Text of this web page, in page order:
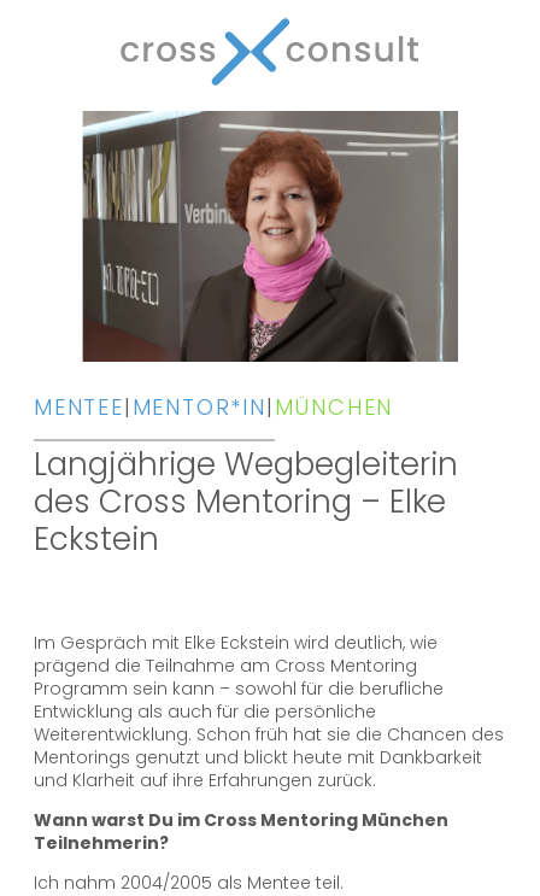
MENTEE| MENTOR*IN| MÜNCHEN
Langjährige Wegbegleiterin
des Cross Mentoring – Elke
Eckstein
Im Gespräch mit Elke Eckstein wird deutlich, wie
prägend die Teilnahme am Cross Mentoring
Programm sein kann – sowohl für die berufliche
Entwicklung als auch für die persönliche
Weiterentwicklung. Schon früh hat sie die Chancen des
Mentorings genutzt und blickt heute mit Dankbarkeit
und Klarheit auf ihre Erfahrungen zurück.
Wann warst Du im Cross Mentoring München
Teilnehmerin?
Ich nahm 2004/2005 als Mentee teil.